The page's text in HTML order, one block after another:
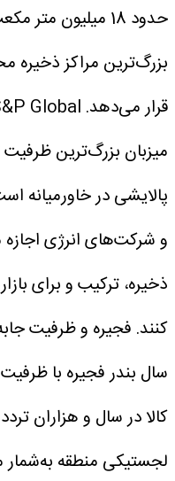
حدود 18 میلیون
بزرگ‌ترین مراکز ذخیره
میزبان بزرگ‌ترین
پالایشی در خاورمیانه
و شرکت‌های انرژی
ذخیره، ترکیب و برای
کنند.
سال
کالا در سال و هزاران
لجستیکی منطقه به‌شمار